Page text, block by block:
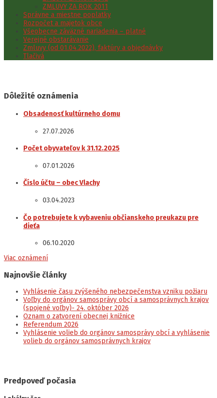
ZMLUVY ZA ROK 2011
Správne a miestne poplatky
Rozpočet a majetok obce
Všeobecne záväzné nariadenia – platné
Verejné obstarávanie
Zmluvy (od 01.04.2022), faktúry a objednávky
Tlačivá
Dôležité oznámenia
Obsadenosť kultúrneho domu
27.07.2026
Počet obyvateľov k 31.12.2025
07.01.2026
Číslo účtu – obec Vlachy
03.04.2023
Čo potrebujete k vybaveniu občianskeho preukazu pre
dieťa
06.10.2020
Viac oznámení
Najnovšie články
Vyhlásenie času zvýšeného nebezpečenstva vzniku požiaru
Voľby do orgánov samosprávy obcí a samosprávnych krajov
(spojené voľby)- 24. október 2026
Oznam o zatvorení obecnej knižnice
Referendum 2026
Vyhlásenie volieb do orgánov samosprávy obcí a vyhlásenie
volieb do orgánov samosprávnych krajov
Predpoveď počasia